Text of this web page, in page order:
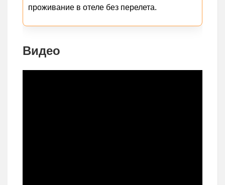
проживание в отеле без перелета.
Видео